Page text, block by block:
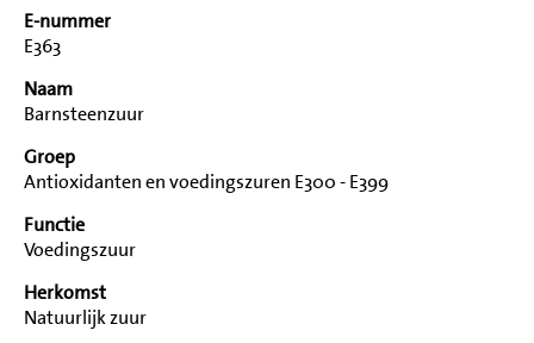
E-nummer
E363
Naam
Barnsteenzuur
Groep
Antioxidanten en voedingszuren E300 - E399
Functie
Voedingszuur
Herkomst
Natuurlijk zuur